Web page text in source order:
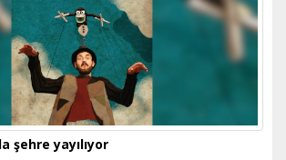
şehre yayılıyor